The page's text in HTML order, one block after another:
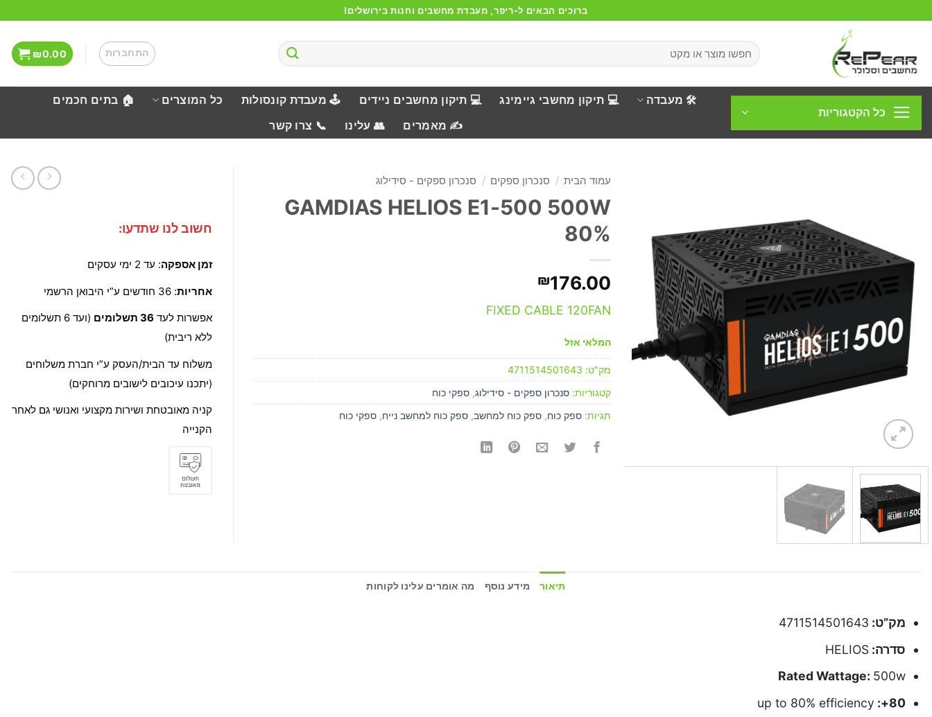
ברוכים הבאים ל-ריפר, מעבדת מחשבים וחנות בירושלים!
חיפוש
עבור:
התחברות ₪0.00
כל הקטגוריות
🛠️ מעבדה 💻 תיקון מחשבי גיימינג 💻 תיקון מחשבים ניידים 🕹️ מעבדת קונסולות כל המוצרים
🏠 בתים חכמים
✍️ מאמרים
👥 עלינו 📞 צרו קשר
עמוד הבית / סנכרון ספקים / סנכרון ספקים - סידילוג
GAMDIAS HELIOS E1-500 500W
80%
₪176.00
FIXED CABLE 120FAN
המלאי אזל
מק"ט: 4711514501643
קטגוריות: סנכרון ספקים - סידילוג, ספקי כוח
תגיות: ספק כוח, ספק כוח למחשב, ספק כוח למחשב נייח, ספקי כוח
חשוב לנו שתדעו:
זמן אספקה: עד 2 ימי עסקים
אחריות: 36 חודשים ע”י היבואן הרשמי
אפשרות לעד 36 תשלומים
(ועד 6 תשלומים
ללא ריבית)
משלוח עד הבית/העסק ע”י חברת משלוחים
(יתכנו עיכובים לישובים מרוחקים)
קניה מאובטחת ושירות מקצועי ואנושי גם לאחר
הקנייה
תיאור מידע נוסף מה אומרים עלינו לקוחות
מק”ט: 4711514501643
סדרה: HELIOS
Rated Wattage: 500w
80+:
up to 80% efficiency